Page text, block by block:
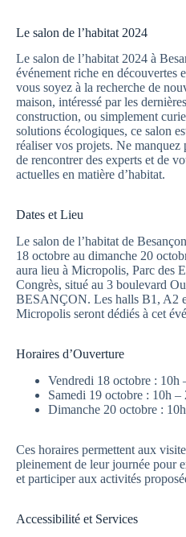
Le salon de l’habitat 2024
Le salon de l’habitat 2024 à
événement riche en découvertes
vous soyez à la recherche de
maison, intéressé par les
construction, ou simplement
solutions écologiques, ce salon
réaliser vos projets. Ne manquez
de rencontrer des experts et de
actuelles en matière d’habitat.
Dates et Lieu
Le salon de l’habitat de
18 octobre au dimanche 20
aura lieu à Micropolis, Parc des
Congrès, situé au 3 boulevard
BESANÇON. Les halls B1, A2
Micropolis seront dédiés à cet
Horaires d’Ouverture
Vendredi 18 octobre : 10h
Samedi 19 octobre : 10h –
Dimanche 20 octobre :
Ces horaires permettent aux
pleinement de leur journée pour
et participer aux activités
Accessibilité et Services